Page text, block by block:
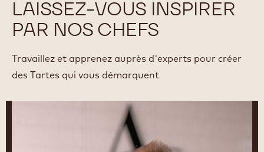
LAISSEZ-VOUS INSPIRER
PAR NOS CHEFS
Travaillez et apprenez auprès d'experts pour créer
des Tartes qui vous démarquent